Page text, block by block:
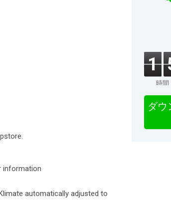
information
automatically adjusted to
1
時間
ダウ